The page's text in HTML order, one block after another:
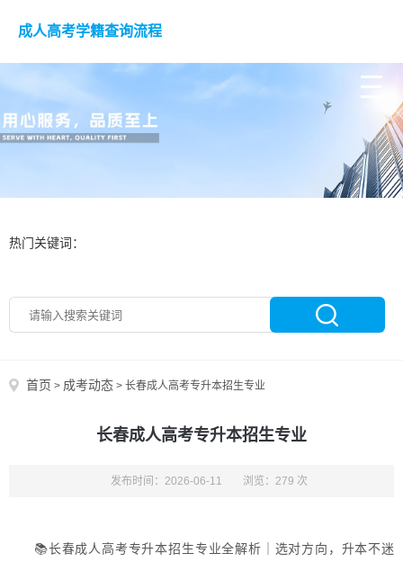
成人高考学籍查询流程
热门关键词：
首页 > 成考动态 > 长春成人高考专升本招生专业
长春成人高考专升本招生专业
发布时间：2026-06-11 浏览：279 次
📚长春成人高考专升本招生专业全解析｜选对方向，升本不迷